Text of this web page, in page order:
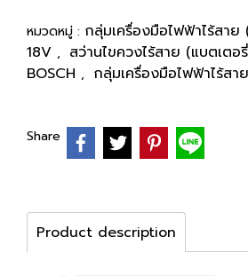
หมวดหมู่ : กลุ่มเครื่องมือไฟฟ้าไร้สาย
18V , สว่านไขควงไร้สาย (แบตเตอ
BOSCH , กลุ่มเครื่องมือไฟฟ้าไร้สาย
Share
Product description